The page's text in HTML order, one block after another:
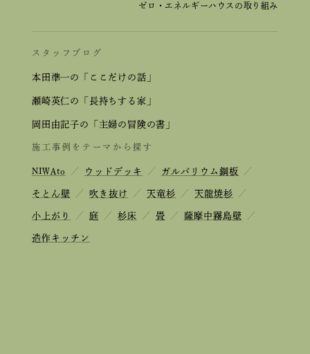
ゼロ・エネルギーハウスの取り組み
スタッフブログ
本田準一の「ここだけの話」
瀬崎英仁の「長持ちする家」
岡田由記子の「主婦の冒険の書」
施工事例をテーマから探す
NIWAto ／ ウッドデッキ ／ ガルバリウム鋼板 ／
そとん壁 ／ 吹き抜け ／ 天竜杉 ／ 天龍焼杉 ／
小上がり ／ 庭 ／ 杉床 ／ 畳 ／ 薩摩中霧島壁 ／
造作キッチン